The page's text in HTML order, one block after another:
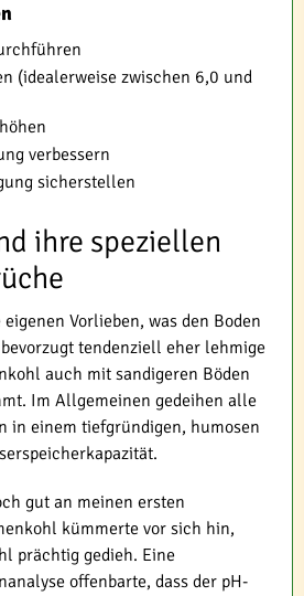
(idealerweise zwischen 6,0 und
verbessern
sicherstellen
ihre speziellen
Vorlieben, was den Boden
tendenziell eher lehmige
auch mit sandigeren Böden
Im Allgemeinen gedeihen alle
in einem tiefgründigen, humosen
gut an meinen ersten
kümmerte vor sich hin,
prächtig gedieh. Eine
offenbarte, dass der pH-